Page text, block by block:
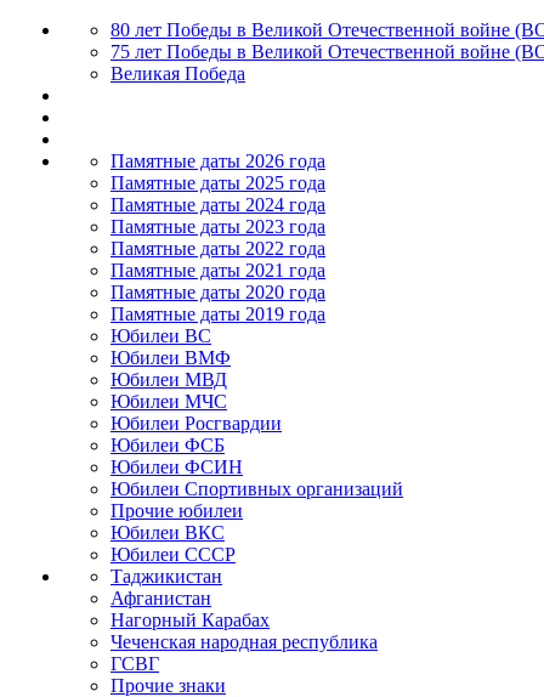
80 лет Победы в Великой Отечественной войне
75 лет Победы в Великой Отечественной войне
Великая Победа
Памятные даты 2026 года
Памятные даты 2025 года
Памятные даты 2024 года
Памятные даты 2023 года
Памятные даты 2022 года
Памятные даты 2021 года
Памятные даты 2020 года
Памятные даты 2019 года
Юбилеи ВС
Юбилеи ВМФ
Юбилеи МВД
Юбилеи МЧС
Юбилеи Росгвардии
Юбилеи ФСБ
Юбилеи ФСИН
Юбилеи Спортивных организаций
Прочие юбилеи
Юбилеи ВКС
Юбилеи СССР
Таджикистан
Афганистан
Нагорный Карабах
Чеченская народная республика
ГСВГ
Прочие знаки